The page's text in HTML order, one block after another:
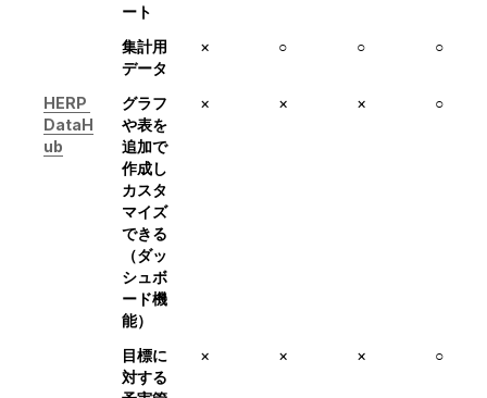
ート
集計用
データ
× ○ ○ ○
HERP
DataH
ub
グラフ
や表を
追加で
作成し
カスタ
マイズ
できる
（ダッ
シュボ
ード機
能）
× × × ○
目標に
対する
× × × ○